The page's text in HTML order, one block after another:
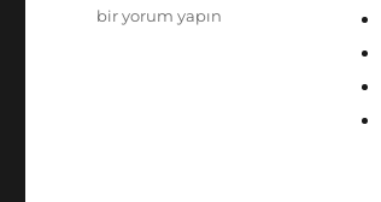
Rüyada
bir yorum yapın